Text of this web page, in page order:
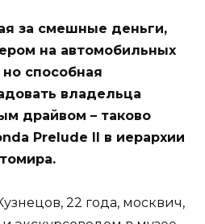
за смешные деньги,
на автомобильных
способная
владельца
драйвом – таково
Prelude II в иерархии
22 года, москвич,